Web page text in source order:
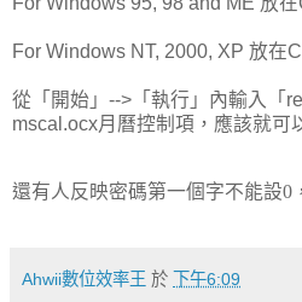
For Windows NT, 2000, XP 放在
從「開始」-->「執行」內輸入「
mscal.ocx月曆控制項，應該就可
還有人反映密碼第一個字不能設0
Ahwii數位效率王 於 下午6:09